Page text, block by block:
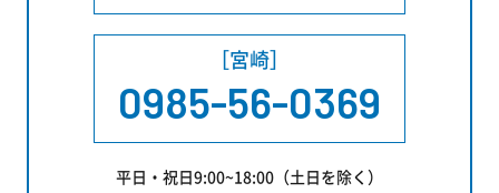
［宮崎］
0985-56-0369
平日・祝日9:00~18:00（土日を除く）